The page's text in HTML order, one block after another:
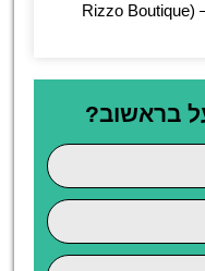
מלון ריזו בוטיק פויאנה בראשוב – (Rizzo Boutique
בראשוב?